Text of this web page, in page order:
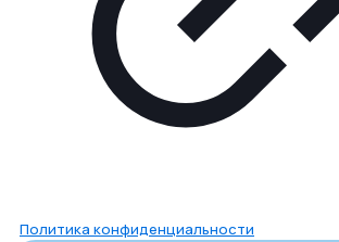
Политика конфиденциальности